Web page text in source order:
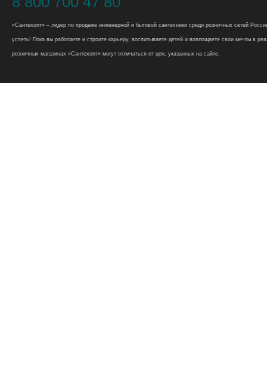
«Сантехопт» – лидер по продаже инженерной и бытовой сантехники среди розничных сетей
успеть! Пока вы работаете и строите карьеру, воспитываете детей и воплощаете свои мечты в
розничных магазинах «Сантехопт» могут отличаться от цен, указанных на сайте.